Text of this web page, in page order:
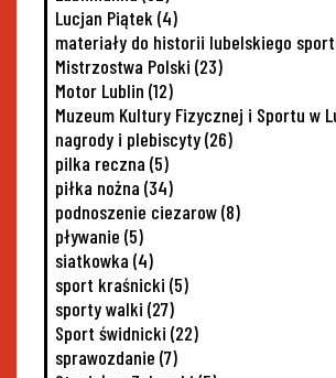
Lucjan Piątek (4)
materiały do historii lubelskiego
Mistrzostwa Polski (23)
Motor Lublin (12)
Muzeum Kultury Fizycznej i Sportu w
nagrody i plebiscyty(26)
pilka reczna (5)
piłka nożna (34)
podnoszenie ciezarow(8)
pływanie (5)
siatkowka (4)
sport kraśnicki (5)
sporty walki (27)
Sport świdnicki (22)
sprawozdanie (7)